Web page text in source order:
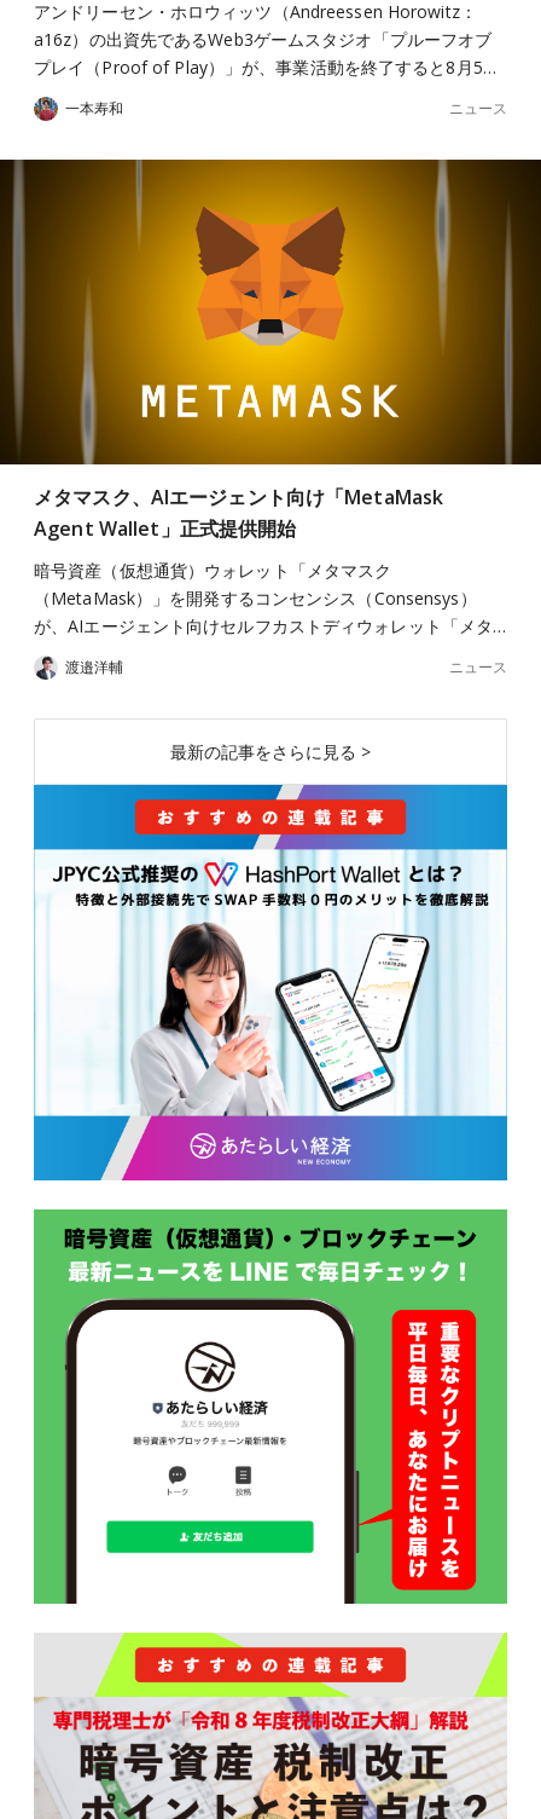
アンドリーセン・ホロウィッツ（Andreessen Horowitz：
a16z）の出資先であるWeb3ゲームスタジオ「プルーフオブ
プレイ（Proof of Play）」が、事業活動を終了すると8月5…
一本寿和 ニュース
メタマスク、AIエージェント向け「MetaMask
Agent Wallet」正式提供開始
暗号資産（仮想通貨）ウォレット「メタマスク
（MetaMask）」を開発するコンセンシス（Consensys）
が、AIエージェント向けセルフカストディウォレット「メタ…
渡邉洋輔 ニュース
最新の記事をさらに見る >